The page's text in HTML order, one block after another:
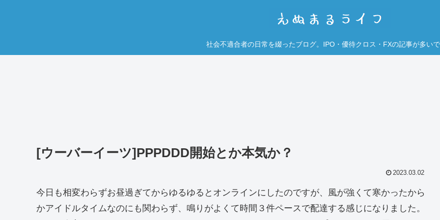
社会不適合者の日常を綴ったブログ。IPO・優待クロス・FXの記事が多い
[ウーバーイーツ]PPPDDD開始とか本気か？
2023.03.02
今日も相変わらずお昼過ぎてからゆるゆるとオンラインにしたのですが、風が強くて寒かったから
かアイドルタイムなのにも関わらず、鳴りがよくて時間３件ペースで配達する感じになりました。